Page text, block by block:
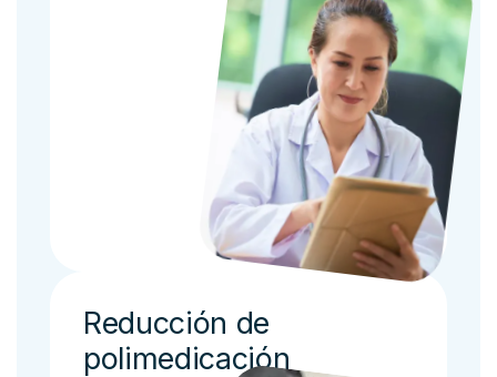
Reducción de
polimedicación